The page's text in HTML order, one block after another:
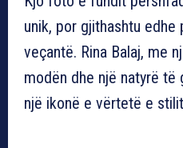
unik, por gjithashtu
veçantë. Rina Balaj, me
modën dhe një natyrë të
një ikonë e vërtetë e